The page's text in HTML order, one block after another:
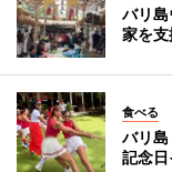
バリ
家を支
食べる
バリ
記念日